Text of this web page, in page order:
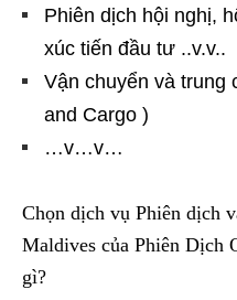
Phiên dịch hội nghị,
xúc tiến đầu tư ..v.v..
Vận chuyển và trung
and Cargo )
…v…v…
Chọn dịch vụ Phiên dịch
Maldives của Phiên Dịch
gì?